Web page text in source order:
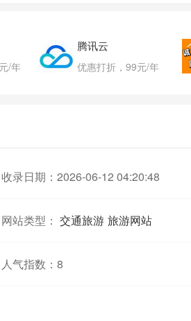
/年
腾讯云
优惠打折，99元/年
收录日期：2026-06-12 04:20:48
网站类型： 交通旅游 旅游网站
人气指数： 8